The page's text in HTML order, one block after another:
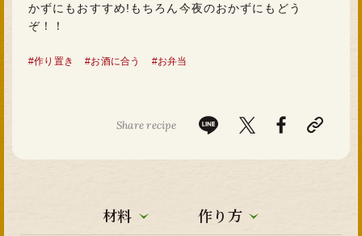
かずにもおすすめ!もちろん今夜のおかずにもどう
ぞ！！
#作り置き #お酒に合う #お弁当
Share recipe
材料 作り方